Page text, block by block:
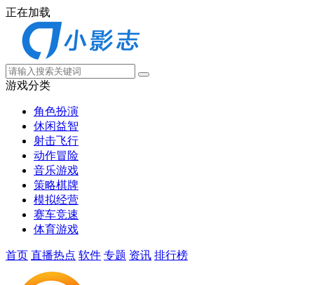
正在加载
游戏分类
角色扮演
休闲益智
射击飞行
动作冒险
音乐游戏
策略棋牌
模拟经营
赛车竞速
体育游戏
首页 直播热点 软件 专题 资讯 排行榜